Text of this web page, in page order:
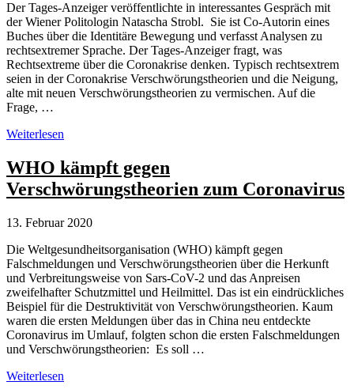
Der Tages-Anzeiger veröffentlichte in interessantes Gespräch mit
der Wiener Politologin Natascha Strobl. Sie ist Co-Autorin eines
Buches über die Identitäre Bewegung und verfasst Analysen zu
rechtsextremer Sprache. Der Tages-Anzeiger fragt, was
Rechtsextreme über die Coronakrise denken. Typisch rechtsextrem
seien in der Coronakrise Verschwörungstheorien und die Neigung,
alte mit neuen Verschwörungstheorien zu vermischen. Auf die
Frage, …
Rechtsextreme
alte
und
neue
Weiterlesen
WHO kämpft gegen
Verschwörungstheorien zum Coronavirus
13. Februar 2020
Die Weltgesundheitsorganisation (WHO) kämpft gegen
Falschmeldungen und Verschwörungstheorien über die Herkunft
und Verbreitungsweise von Sars-CoV-2 und das Anpreisen
zweifelhafter Schutzmittel und Heilmittel. Das ist ein eindrückliches
Beispiel für die Destruktivität von Verschwörungstheorien. Kaum
waren die ersten Meldungen über das in China neu entdeckte
Coronavirus im Umlauf, folgten schon die ersten Falschmeldungen
und Verschwörungstheorien: Es soll …
WHO
Weiterlesen